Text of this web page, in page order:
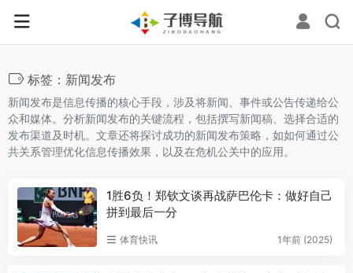
标签：新闻发布
新闻发布是信息传播的核心手段，涉及将新闻、事件或公告传递给公
众和媒体。分析新闻发布的关键流程，包括撰写新闻稿、选择合适的
发布渠道及时机。文章还将探讨成功的新闻发布策略，如如何通过公
共关系管理优化信息传播效果，以及在危机公关中的应用。
1胜6负！郑钦文谈再战萨巴伦卡：做好自己
拼到最后一分
体育快讯 1年前 (2025)